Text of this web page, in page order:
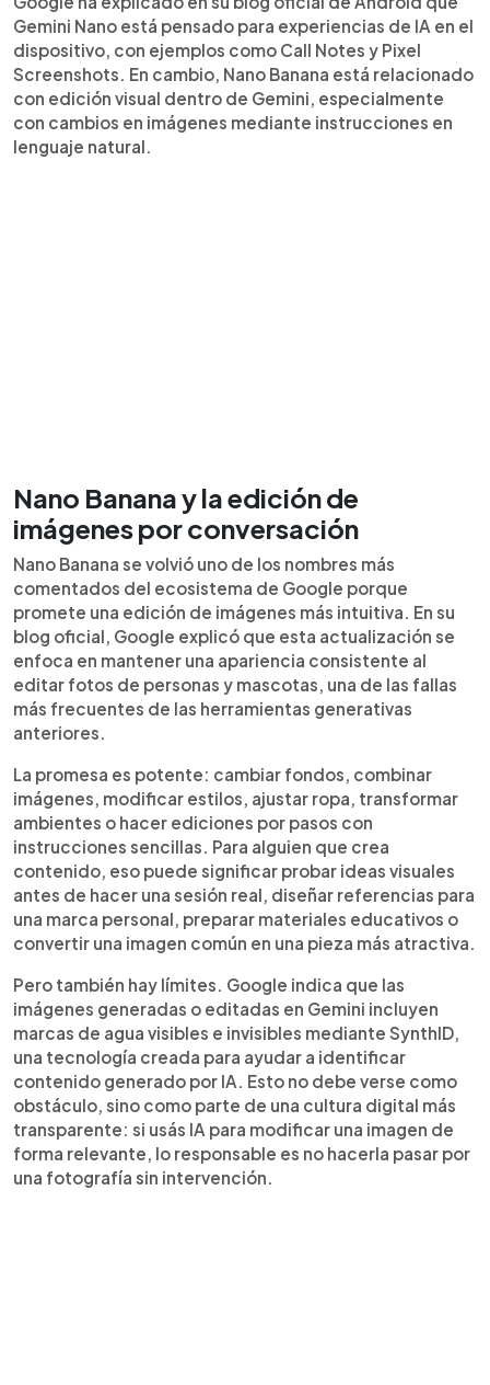
Gemini Nano está pensado para experiencias de IA en el
dispositivo, con ejemplos como Call Notes y Pixel
Screenshots. En cambio, Nano Banana está relacionado
con edición visual dentro de Gemini, especialmente
con cambios en imágenes mediante instrucciones en
lenguaje natural.
Nano Banana y la edición de
imágenes por conversación
Nano Banana se volvió uno de los nombres más
comentados del ecosistema de Google porque
promete una edición de imágenes más intuitiva. En su
blog oficial, Google explicó que esta actualización se
enfoca en mantener una apariencia consistente al
editar fotos de personas y mascotas, una de las fallas
más frecuentes de las herramientas generativas
anteriores.
La promesa es potente: cambiar fondos, combinar
imágenes, modificar estilos, ajustar ropa, transformar
ambientes o hacer ediciones por pasos con
instrucciones sencillas. Para alguien que crea
contenido, eso puede significar probar ideas visuales
antes de hacer una sesión real, diseñar referencias para
una marca personal, preparar materiales educativos o
convertir una imagen común en una pieza más atractiva.
Pero también hay límites. Google indica que las
imágenes generadas o editadas en Gemini incluyen
marcas de agua visibles e invisibles mediante SynthID,
una tecnología creada para ayudar a identificar
contenido generado por IA. Esto no debe verse como
obstáculo, sino como parte de una cultura digital más
transparente: si usás IA para modificar una imagen de
forma relevante, lo responsable es no hacerla pasar por
una fotografía sin intervención.